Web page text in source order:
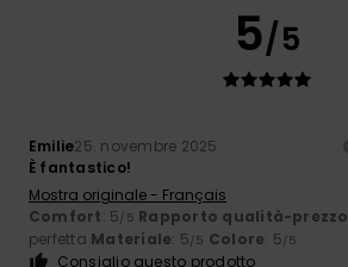
5/5
Emilie25. novembre 2025
È fantastico!
Mostra originale - Français
Comfort: 5/5 Rapporto qualità-prezzo
perfetta Materiale: 5/5 Colore: 5/5
Consiglio questo prodotto